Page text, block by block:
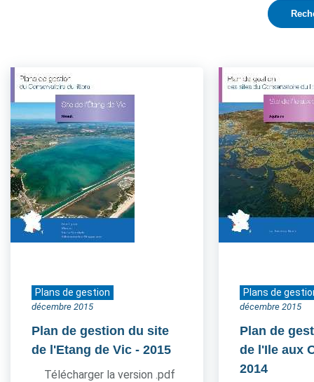
Plans de gestion
décembre 2015
Plan de gestion du site
de l'Etang de Vic - 2015
Télécharger la version .pdf
Plans de
décembre 2015
Plan de
de l'Ile aux
2014